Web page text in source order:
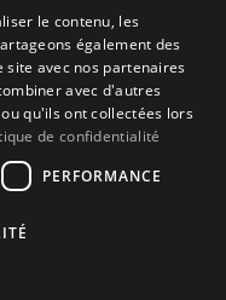
gratuit.
le contenu, les
également des
avec nos partenaires
avec d'autres
qu'ils ont collectées lors
de confidentialité
PERFORMANCE